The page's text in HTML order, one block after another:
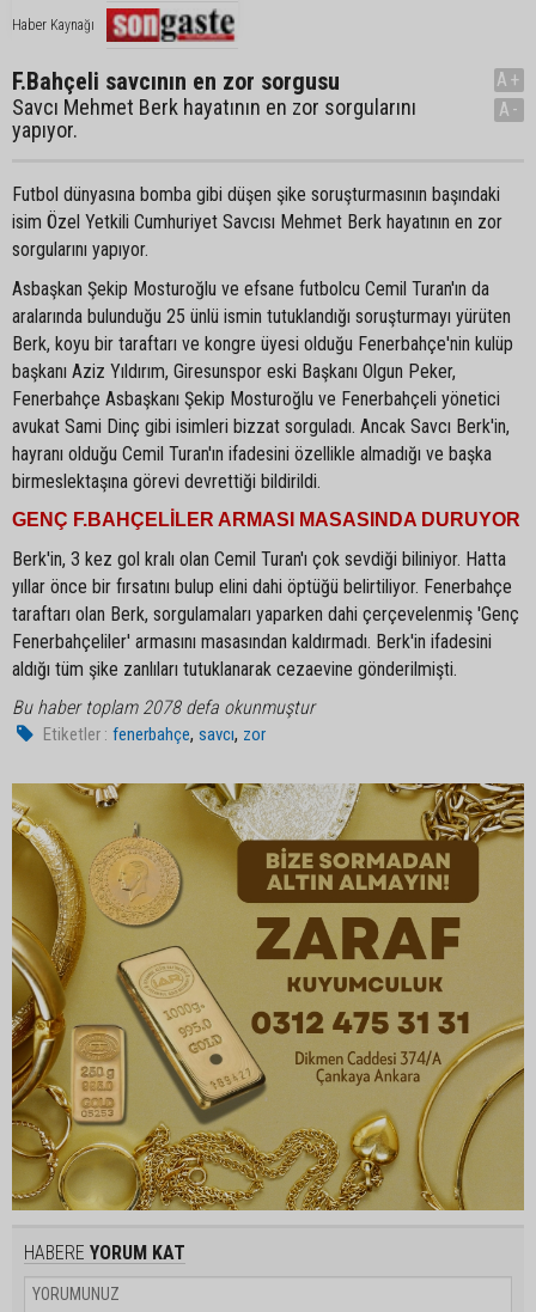
Haber Kaynağı
F.Bahçeli savcının en zor sorgusu
Savcı Mehmet Berk hayatının en zor sorgularını
yapıyor.
A+
A-
Futbol dünyasına bomba gibi düşen şike soruşturmasının başındaki
isim Özel Yetkili Cumhuriyet Savcısı Mehmet Berk hayatının en zor
sorgularını yapıyor.
Asbaşkan Şekip Mosturoğlu ve efsane futbolcu Cemil Turan'ın da
aralarında bulunduğu 25 ünlü ismin tutuklandığı soruşturmayı yürüten
Berk, koyu bir taraftarı ve kongre üyesi olduğu Fenerbahçe'nin kulüp
başkanı Aziz Yıldırım, Giresunspor eski Başkanı Olgun Peker,
Fenerbahçe Asbaşkanı Şekip Mosturoğlu ve Fenerbahçeli yönetici
avukat Sami Dinç gibi isimleri bizzat sorguladı. Ancak Savcı Berk'in,
hayranı olduğu Cemil Turan'ın ifadesini özellikle almadığı ve başka
birmeslektaşına görevi devrettiği bildirildi.
GENÇ F.BAHÇELİLER ARMASI MASASINDA DURUYOR
Berk'in, 3 kez gol kralı olan Cemil Turan'ı çok sevdiği biliniyor. Hatta
yıllar önce bir fırsatını bulup elini dahi öptüğü belirtiliyor. Fenerbahçe
taraftarı olan Berk, sorgulamaları yaparken dahi çerçevelenmiş 'Genç
Fenerbahçeliler' armasını masasından kaldırmadı. Berk'in ifadesini
aldığı tüm şike zanlıları tutuklanarak cezaevine gönderilmişti.
Bu haber toplam 2078 defa okunmuştur
Etiketler : fenerbahçe,savcı, zor
HABERE YORUM KAT